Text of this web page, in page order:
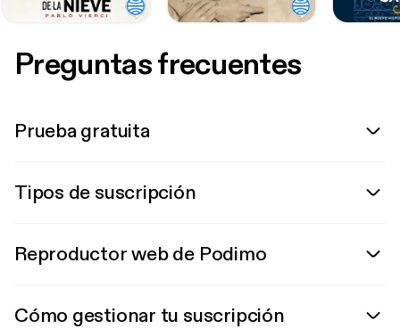
Preguntas frecuentes
Prueba gratuita
Tipos de suscripción
Reproductor web de Podimo
Cómo gestionar tu suscripción